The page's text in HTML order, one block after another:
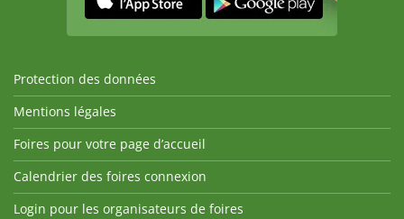
Protection des données
Mentions légales
Foires pour votre page d’accueil
Calendrier des foires connexion
Login pour les organisateurs de foires